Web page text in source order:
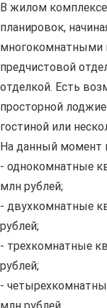
В жилом
планировок,
многокомнатными
предчистовой
отделкой. Есть
просторной
гостиной или
На данный момент
- однокомнатные
млн рублей;
- двухкомнатные
рублей;
- трехкомнатные
рублей;
-